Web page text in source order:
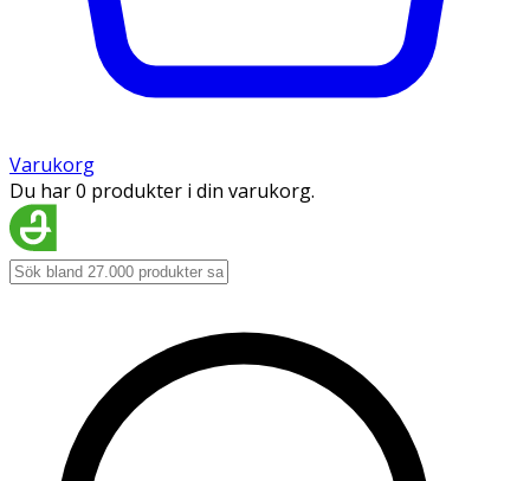
Varukorg
Du har 0 produkter i din varukorg.